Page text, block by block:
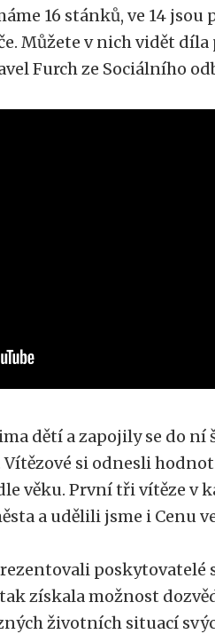
16 stánků, ve 14 jsou
Můžete v nich vidět díla
Furch ze Sociálního
dětí a zapojily se do ní
si odnesli
věku. První tři vítěze v
a udělili jsme i Cenu
poskytovatelé
získala možnost
životních situací